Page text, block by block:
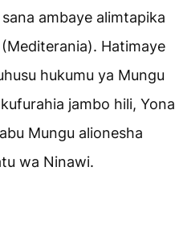
ambaye alimtapika
Hatimaye
hukumu ya Mungu
jambo hili, Yona
Mungu alionesha
wa Ninawi.